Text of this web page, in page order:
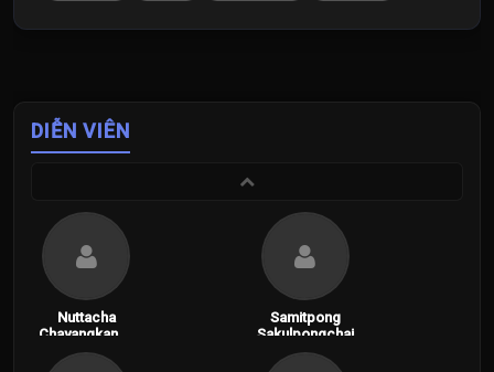
DIỄN VIÊN
Nuttacha
Chayangkanon
t
Samitpong
Sakulpongchai